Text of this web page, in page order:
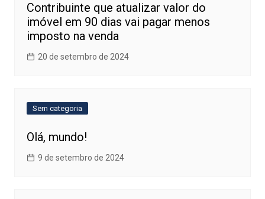
Contribuinte que atualizar valor do
imóvel em 90 dias vai pagar menos
imposto na venda
20 de setembro de 2024
Sem categoria
Olá, mundo!
9 de setembro de 2024